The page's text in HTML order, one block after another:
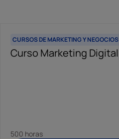
CURSOS DE MARKETING Y NEGOCIOS
Curso Marketing Digital
500 horas